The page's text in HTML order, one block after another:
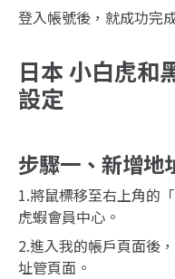
登入帳號後，就成功完
日本 小白虎和
設定
步驟一、新增地
1.將鼠標移至右上角的
虎蝦會員中心。
2.進入我的帳戶頁面後
址管頁面。